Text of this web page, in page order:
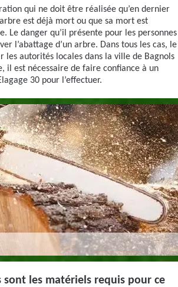
qui ne doit être réalisée qu’en dernier
est déjà mort ou que sa mort est
Le danger qu’il présente pour les personnes
l’abattage d’un arbre. Dans tous les cas, le
les autorités locales dans la ville de Bagnols
il est nécessaire de faire confiance à un
30 pour l’effectuer.
sont les matériels requis pour ce